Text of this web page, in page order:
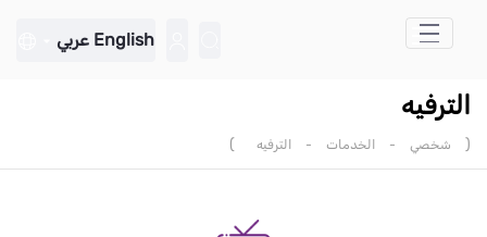
تخطي إلى المحتوى الرئيسي
English عربي
الترفيه
( شخصي - الخدمات - الترفيه )